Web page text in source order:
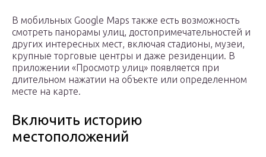
В мобильных Google Maps также есть возможность
смотреть панорамы улиц, достопримечательностей и
других интересных мест, включая стадионы, музеи,
крупные торговые центры и даже резиденции. В
приложении «Просмотр улиц» появляется при
длительном нажатии на объекте или определенном
месте на карте.
Включить историю
местоположений